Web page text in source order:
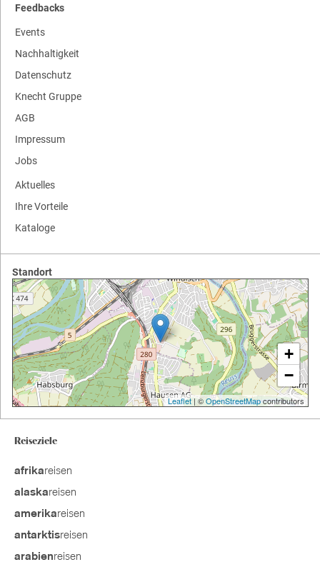
Feedbacks
Events
Nachhaltigkeit
Datenschutz
Knecht Gruppe
AGB
Impressum
Jobs
Aktuelles
Ihre Vorteile
Kataloge
Standort
+
−
Leaflet| ©OpenStreetMapcontributors
Reiseziele
afrikareisen
alaskareisen
amerikareisen
antarktisreisen
arabienreisen